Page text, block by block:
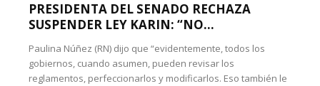
PRESIDENTA DEL SENADO RECHAZA
SUSPENDER LEY KARIN: “NO...
Paulina Núñez (RN) dijo que “evidentemente, todos los
gobiernos, cuando asumen, pueden revisar los
reglamentos, perfeccionarlos y modificarlos. Eso también le